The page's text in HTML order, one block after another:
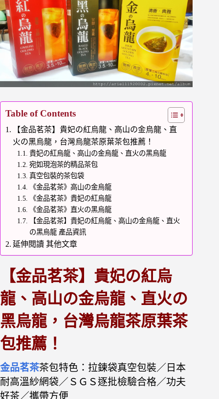
Table of Contents
【金品茗茶】貴妃の紅烏龍、高山の金烏龍、直
火の黑烏龍，台灣烏龍茶原葉茶包推薦！
貴妃の紅烏龍、高山の金烏龍、直火の黑烏龍
宛如現泡茶的精品茶包
真空包裝的茶包袋
《金品茗茶》高山の金烏龍
《金品茗茶》貴妃の紅烏龍
《金品茗茶》直火の黑烏龍
【金品茗茶】貴妃の紅烏龍、高山の金烏龍、直火
の黑烏龍 產品資訊
延伸閱讀 其他文章
【金品茗茶】貴妃の紅烏
龍、高山の金烏龍、直火の
黑烏龍，台灣烏龍茶原葉茶
包推薦！
金品茗茶茶包特色：拉鍊袋真空包裝／日本
耐高溫紗網袋／ＳＧＳ逐批檢驗合格／功夫
好茶／攜帶方便